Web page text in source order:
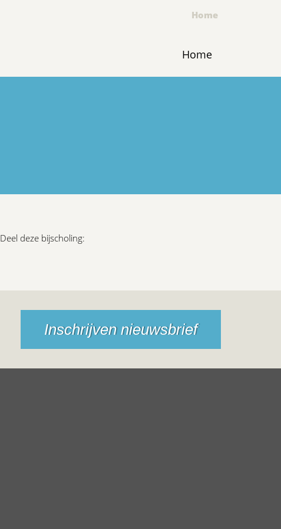
Home
Home
Deel deze bijscholing:
Inschrijven nieuwsbrief